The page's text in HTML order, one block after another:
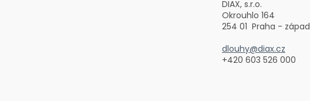
DIAX, s.r.o.
Okrouhlo 164
254 01 Praha - západ
dlouhy@diax.cz
+420 603 526 000